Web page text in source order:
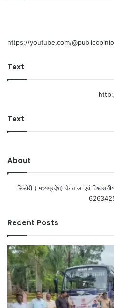
https://youtube.com/
Text
Text
About
डिंडोरी ( मध्यप्रदेश) के ताजा एवं
Recent Posts